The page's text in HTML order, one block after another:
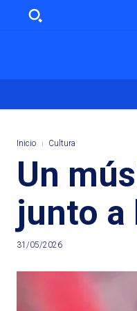
Inicio Cultura
Un
junto a
31/05/2026